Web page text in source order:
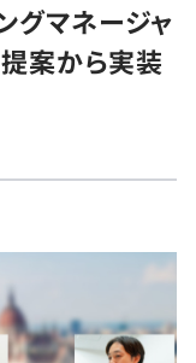
グマネージャ
案から実装